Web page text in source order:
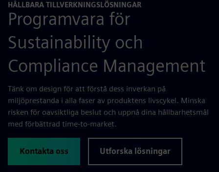
HÅLLBARA TILLVERKNINGSLÖSNINGAR
Programvara för
Sustainability och
Compliance Management
Tänk om design för att förstå dess inverkan på
miljöprestanda i alla faser av produktens livscykel. Minska
risken för oavsiktliga beslut och uppnå dina hållbarhetsmål
med förbättrad time-to-market.
Kontakta oss Utforska lösningar